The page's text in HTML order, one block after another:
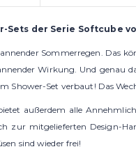
Sets der Serie Softcube
Sommerregen. Das
Wirkung. Und genau
Shower-Set verbaut! Das
außerdem alle
zur mitgelieferten Design-
sind wieder frei!